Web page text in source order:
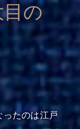
の
ったのは江戸